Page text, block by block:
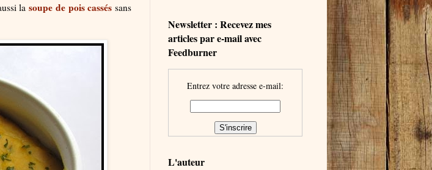
lasoupe de pois cassés sans
Newsletter : Recevez mes
articles par e-mail avec
Feedburner
Entrez votre adresse e-mail:
L'auteur